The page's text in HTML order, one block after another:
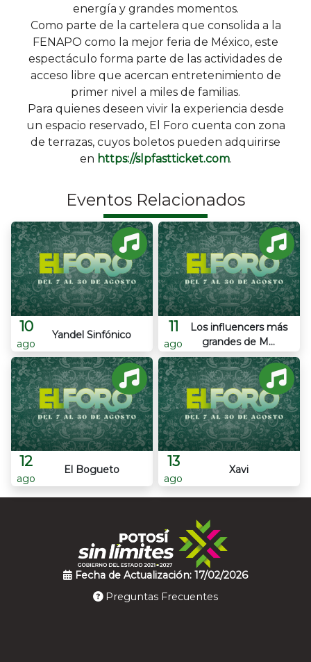
energía y grandes momentos.
Como parte de la cartelera que consolida a la
FENAPO como la mejor feria de México, este
espectáculo forma parte de las actividades de
acceso libre que acercan entretenimiento de
primer nivel a miles de familias.
Para quienes deseen vivir la experiencia desde
un espacio reservado, El Foro cuenta con zona
de terrazas, cuyos boletos pueden adquirirse
en https://slpfastticket.com.
Eventos Relacionados
10
ago
Yandel Sinfónico 11
ago
Los influencers más
grandes de M...
12
ago
El Bogueto 13
ago
Xavi
Fecha de Actualización: 17/02/2026
Preguntas Frecuentes